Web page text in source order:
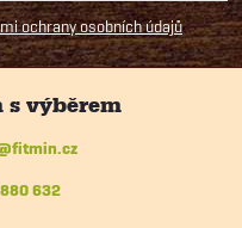
ochrany osobních údajů
fitmin.cz
632